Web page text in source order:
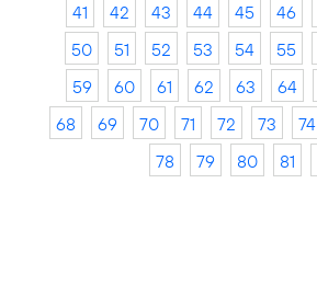
41
42 43 44 45 46
50
51 52 53 54 55
59
60 61 62 63 64
68
69 70 71 72 73 74
78
79 80 81